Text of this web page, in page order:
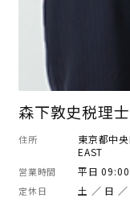
森下敦史税理
住所
東京都中
EAST
営業時間 平日
定休日 土 ／ 日 ／